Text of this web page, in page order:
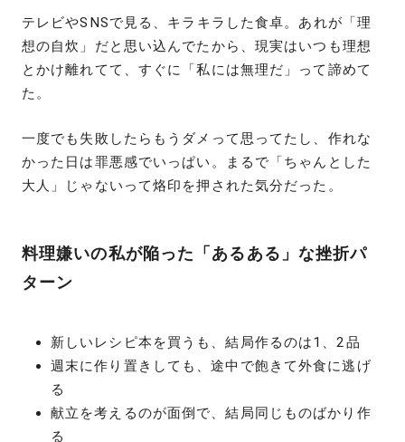
テレビやSNSで見る、キラキラした食卓。あれが「理
想の自炊」だと思い込んでたから、現実はいつも理想
とかけ離れてて、すぐに「私には無理だ」って諦めて
た。
一度でも失敗したらもうダメって思ってたし、作れな
かった日は罪悪感でいっぱい。まるで「ちゃんとした
大人」じゃないって烙印を押された気分だった。
料理嫌いの私が陥った「あるある」な挫折パ
ターン
新しいレシピ本を買うも、結局作るのは1、2品
週末に作り置きしても、途中で飽きて外食に逃げ
る
献立を考えるのが面倒で、結局同じものばかり作
る